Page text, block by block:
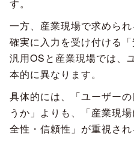
す。
一方、産業現場で求めら
確実に入力を受け付ける
汎用OSと産業現場では、
本的に異なります。
具体的には、「ユーザー
うか」よりも、「産業現
全性・信頼性」が重視され